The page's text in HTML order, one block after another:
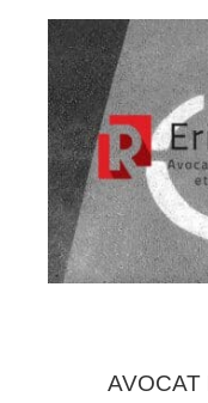
AVOCAT